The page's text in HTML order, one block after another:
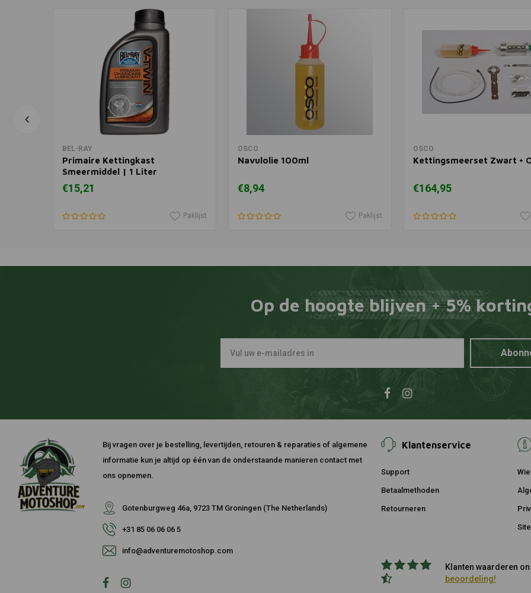
BEL-RAY
Primaire Kettingkast
Smeermiddel | 1 Liter
€15,21
Paklijst
OSCO
Navulolie 100ml
€8,94
Paklijst
OSCO
Kettingsmeerset Zwart +
€164,95
Op de hoogte blijven + 5%
Bij vragen over je bestelling, levertijden, retouren & reparaties of algemene
informatie kun je altijd op één van de onderstaande manieren contact met
ons opnemen.
Gotenburgweg 46a, 9723 TM Groningen (The Netherlands)
+31 85 06 06 06 5
info@adventuremotoshop.com
Klantenservice
Support
Betaalmethoden
Retourneren
Klanten waarderen
beoordeling!